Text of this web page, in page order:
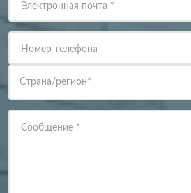
Электронная почта *
Номер телефона
Страна/регион*
Сообщение *